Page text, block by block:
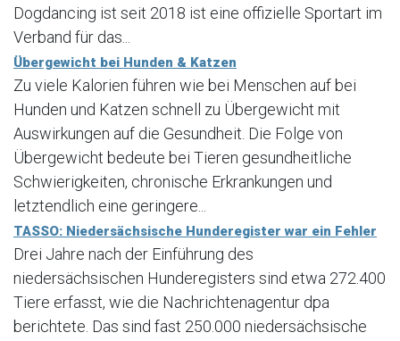
Dogdancing ist seit 2018 ist eine offizielle Sportart im
Verband für das...
Übergewicht bei Hunden & Katzen
Zu viele Kalorien führen wie bei Menschen auf bei
Hunden und Katzen schnell zu Übergewicht mit
Auswirkungen auf die Gesundheit. Die Folge von
Übergewicht bedeute bei Tieren gesundheitliche
Schwierigkeiten, chronische Erkrankungen und
letztendlich eine geringere...
TASSO: Niedersächsische Hunderegister war ein Fehler
Drei Jahre nach der Einführung des
niedersächsischen Hunderegisters sind etwa 272.400
Tiere erfasst, wie die Nachrichtenagentur dpa
berichtete. Das sind fast 250.000 niedersächsische